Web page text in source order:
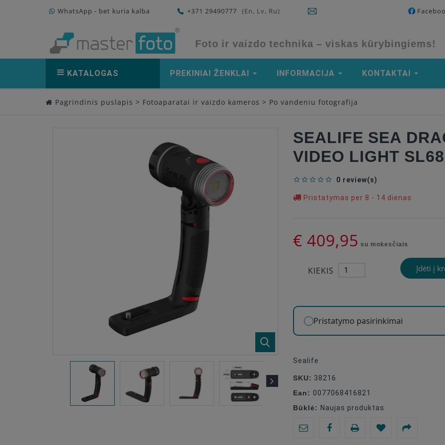
WhatsApp - bet kuria kalba +371 29490777 (En, Lv, Ru)
Foto ir vaizdo technika – viskas kūrybingiems!
KATALOGAS PREKINIAI ŽENKLAI INFORMACIJA KONTAKTAI
Pagrindinis puslapis > Fotoaparatai ir vaizdo kameros > Po vandeniu fotografija
SEALIFE SEA
VIDEO LIGHT
0 review(s)
Pristatymas per 8 - 14 dienas
€ 409,95 su mokesčiais
KIEKIS Įdėti į
Pristatymo pasirinkimai
Sealife
SKU: 38216
Ean: 0077068416821
Būklė: Naujas produktas